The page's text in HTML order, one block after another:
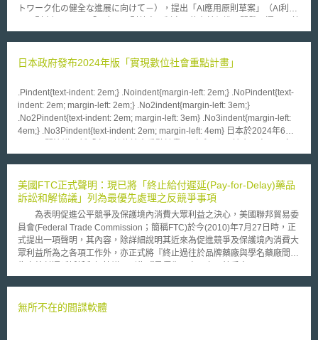
トワーク化の健全な進展に向けて－），提出「AI應用原則草案」（AI利活
由AI聯網環境健全發展，實現以人為中心之「智連社會」（Wisdom
者、最終利用者（以利用AI系統和服務為業）、AI網路服務提供者、離線AI
終提出「適當利用」、「適當學習」、「合作」、「安全」、「資安」、
「隱私」、「尊嚴自律」、「公平性」、「透明性」、「歸責」等十大AI應
用原則。總務省表示將持續檢討完善AI應用原則草案細節，以「利用手冊」
等形式公布，提供民眾參考。 行政院於2018年初推出「台灣AI行動計
解決方案，日本總務省所整理之AI應用情境與研提之應用原則，或可作為我
日本政府發布2024年版「實現數位社會重點計畫」
.Pindent{text-indent: 2em;} .Noindent{margin-left: 2em;} .NoPindent{text-
indent: 2em; margin-left: 2em;} .No2indent{margin-left: 3em;}
.No2Pindent{text-indent: 2em; margin-left: 3em} .No3indent{margin-left:
4em;} .No3Pindent{text-indent: 2em; margin-left: 4em} 日本於2024年6月
た重点計画），作為日本最新數位與資料治理革新之上位政策，以達成實現
人口減少、勞動力不足、產業競爭力下降、災害風險等之課題。 「實現數
位社會重點計畫」自2021年發布第一版起，即以六項願景整合相關政策，
分別為： 1. 數位化實現成長：數位轉型推動整體社會的生產力與競爭力；
2. 重要領域數位化：資料串連推動醫療、教育、防災、兒童等領域的安全發
展； 3. 數位化實現區域振興：數位工具活化各區域特色； 4. 沒有人落後的
數位社會：使所有人都可以體驗數位化服務； 5. 開發與保護數位人力：建
立持續培養數位人力的社會； 6. 推動國際資料流通：實現資料可信任的跨
劃推動的320個相關政策，如有醫院急救時共享醫療資訊、電子母子健康手
可信任自由流通（Data Free Flow with Trust）等。 此外，本次更新之計畫
美國FTC正式聲明：現已將「終止給付遲延(Pay-for-Delay)藥品
訴訟和解協議」列為最優先處理之反競爭事項
為表明促進公平競爭及保護境內消費大眾利益之決心，美國聯邦貿易委
員會(Federal Trade Commission；簡稱FTC)於今(2010)年7月27日時，正
式提出一項聲明，其內容，除詳細說明其近來為促進競爭及保護境內消費大
眾利益所為之各項工作外，亦正式將『終止過往於品牌藥廠與學名藥廠間所
根據FTC所蒐集之資料顯示，單自今年元月份起算，至今，於美國境內各大
議，因涉及以「補償金」(Compensation)來作為和解條件，而成為FTC進
無所不在的間諜軟體